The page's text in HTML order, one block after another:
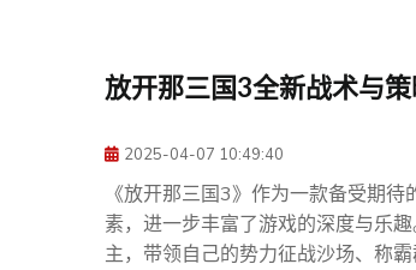
放开那三国3全新战术与
2025-04-07 10:49:40
《放开那三国3》作为一款备受期
素，进一步丰富了游戏的深度与乐
主，带领自己的势力征战沙场、称